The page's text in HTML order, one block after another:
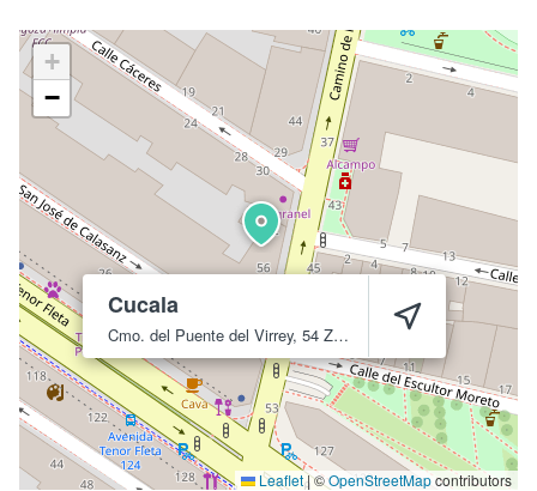
Cucala
Cmo. del Puente del Virrey, 54 Zaragoza 50008
+
−
Leaflet|©OpenStreetMapcontributors